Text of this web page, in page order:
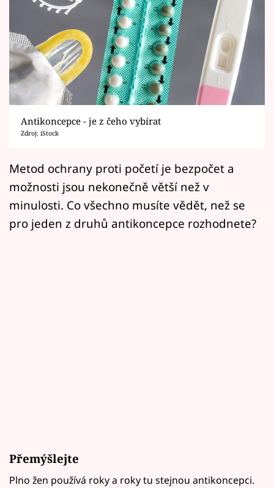
Seriály
Horoskopy
Sledujte prima+
Filmový festival Karlovy Vary
Pořady
Mámy sobě
Přihlášení
Antikoncepce - je z čeho vybírat
Zdroj: iStock
Metod ochrany proti početí je bezpočet a
možnosti jsou nekonečně větší než v
minulosti. Co všechno musíte vědět, než se
pro jeden z druhů antikoncepce rozhodnete?
Přemýšlejte
Plno žen používá roky a roky tu stejnou antikoncepci.